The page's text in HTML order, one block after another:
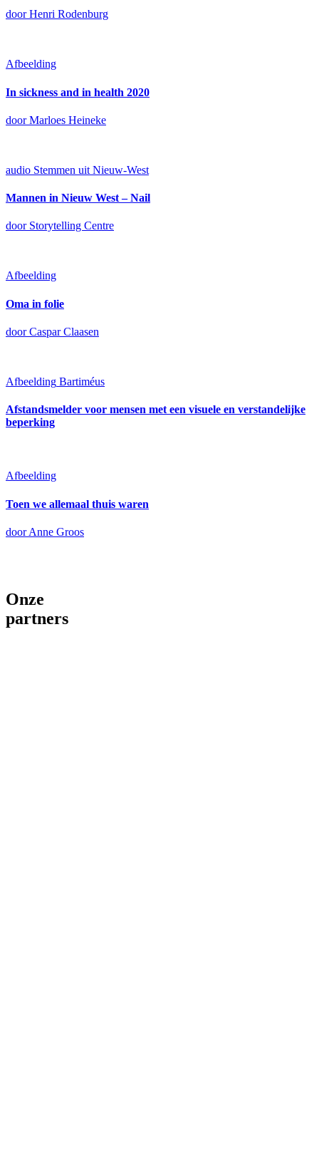
door Henri Rodenburg
Afbeelding
In sickness and in health 2020
door Marloes Heineke
audio Stemmen uit Nieuw-West
Mannen in Nieuw West – Nail
door Storytelling Centre
Afbeelding
Oma in folie
door Caspar Claasen
Afbeelding Bartiméus
Afstandsmelder voor mensen met een visuele en verstandelijke
beperking
Afbeelding
Toen we allemaal thuis waren
door Anne Groos
Onze
partners